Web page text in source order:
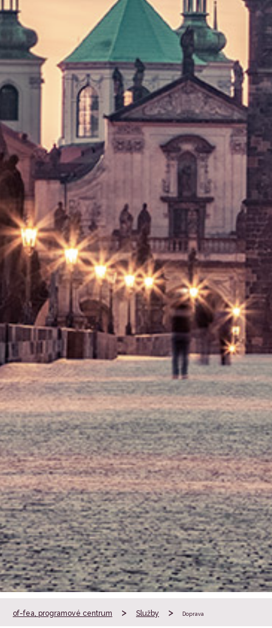
of-fea, programové centrum > Služby > Doprava